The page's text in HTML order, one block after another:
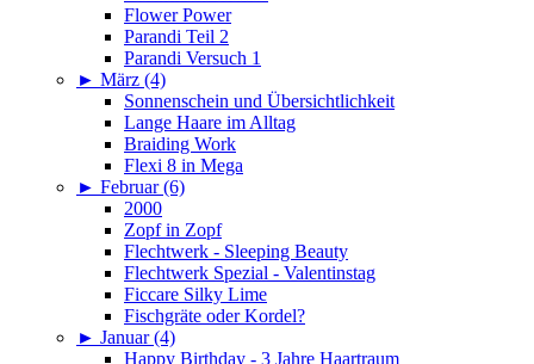
Flower Power
Parandi Teil 2
Parandi Versuch 1
► März (4)
Sonnenschein und Übersichtlichkeit
Lange Haare im Alltag
Braiding Work
Flexi 8 in Mega
► Februar (6)
2000
Zopf in Zopf
Flechtwerk - Sleeping Beauty
Flechtwerk Spezial - Valentinstag
Ficcare Silky Lime
Fischgräte oder Kordel?
► Januar (4)
Happy Birthday - 3 Jahre Haartraum